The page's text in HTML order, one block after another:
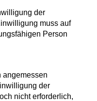
der
muss auf
Person
angemessen
der
nicht erforderlich,